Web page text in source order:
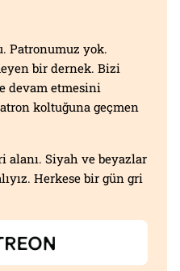
Patronumuz yok.
bir dernek. Bizi
devam etmesini
koltuğuna geçmen
alanı. Siyah ve beyazlar
Herkese bir gün gri